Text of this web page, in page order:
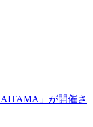
」が開催さ